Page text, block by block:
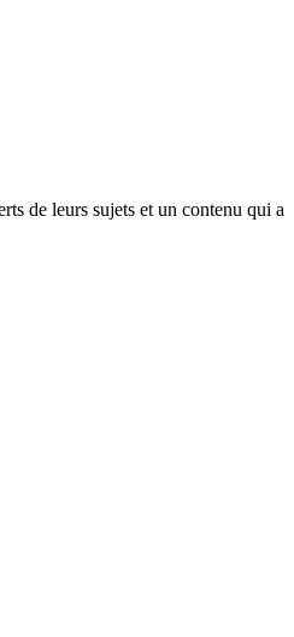
de leurs sujets et un contenu qui a